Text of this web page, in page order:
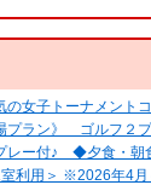
女子トーナメント
プラン》 ゴルフ２
レー付♪ ◆夕食・
室利用＞ ※2026年4